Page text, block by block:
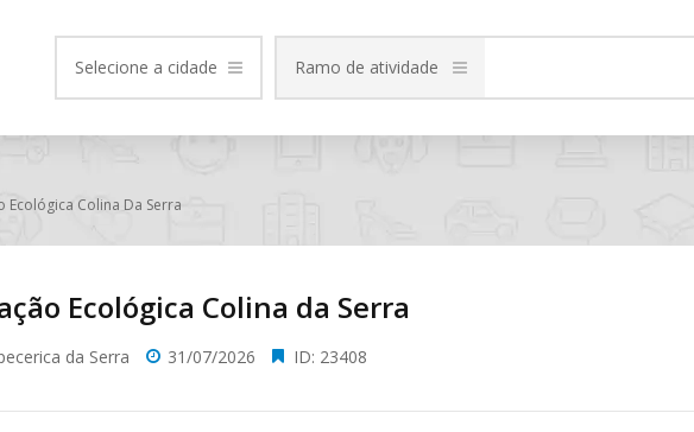
Selecione a cidade Ramo de atividade
Ecológica Colina Da Serra
Ecológica Colina da Serra
da Serra 31/07/2026 ID: 23408